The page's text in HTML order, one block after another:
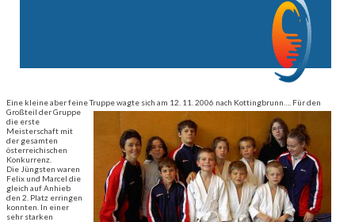
Eine kleine aber feine Truppe wagte sich am 12. 11. 2006 nach Kottingbrunn…. Für den
Großteil der Gruppe
die erste
Meisterschaft mit
der gesamten
österreichischen
Konkurrenz.
Die Jüngsten waren
Felix und Marcel die
gleich auf Anhieb
den 2. Platz erringen
konnten. In einer
sehr starken